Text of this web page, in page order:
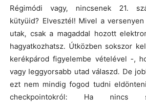
Régimódi vagy, nincsenek 21.
kütyüid? Elvesztél! Mivel a
utak, csak a magaddal hozott
hagyatkozhatsz. Útközben sokszor
kerékpárod figyelembe vételével -,
vagy leggyorsabb utad válaszd. De
ezt nem mindig fogod tudni
checkpointokról: Ha nincs